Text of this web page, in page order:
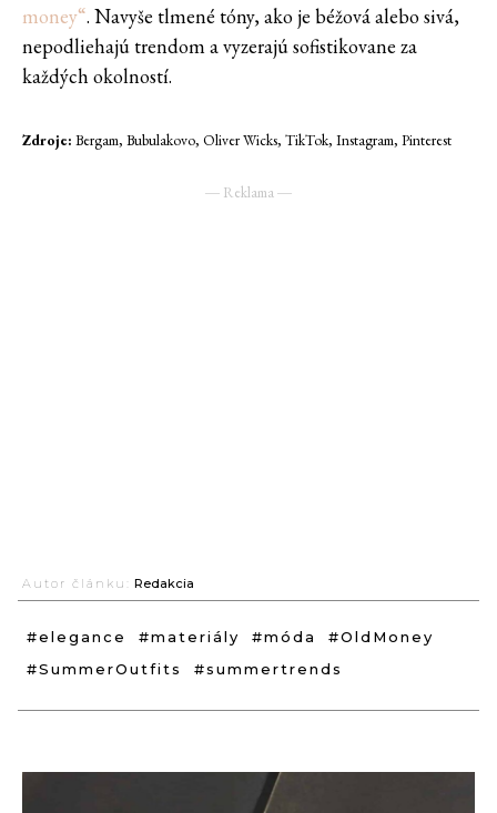
money“. Navyše tlmené tóny, ako je béžová alebo sivá,
nepodliehajú trendom a vyzerajú sofistikovane za
každých okolností.
Zdroje: Bergam, Bubulakovo, Oliver Wicks, TikTok, Instagram, Pinterest
― Reklama ―
Autor článku: Redakcia
#elegance #materiály #móda
#OldMoney
#SummerOutfits
#summertrends